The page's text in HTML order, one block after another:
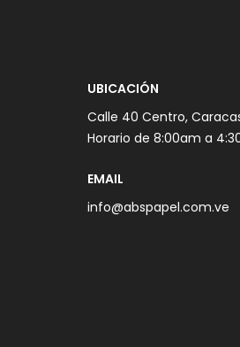
UBICACIÓN
Calle 40 Centro,
Horario de 8:00am a
EMAIL
info@abspapel.com.ve